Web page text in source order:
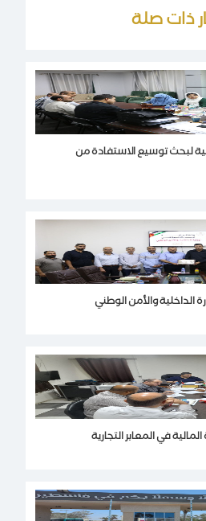
ذات صلة
لبحث توسيع الاستفادة من
الداخلية والأمن الوطني
في المعابر التجارية